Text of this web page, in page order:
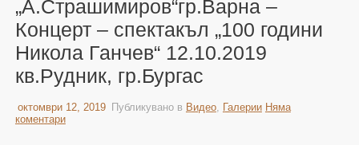
„А.Страшимиров“гр.Варна –
Концерт – спектакъл „100 години
Никола Ганчев“ 12.10.2019
кв.Рудник, гр.Бургас
октомври 12, 2019 Публикувано в Видео, Галерии Няма
коментари